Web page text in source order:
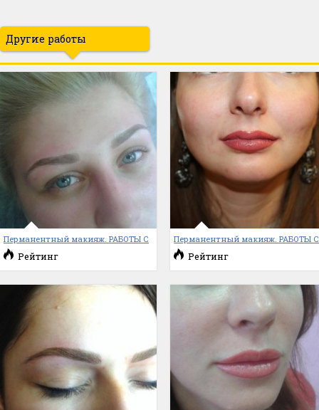
Другие работы
Перманентный макияж. РАБОТЫ С
Рейтинг
Перманентный макияж. РАБОТЫ С
Рейтинг